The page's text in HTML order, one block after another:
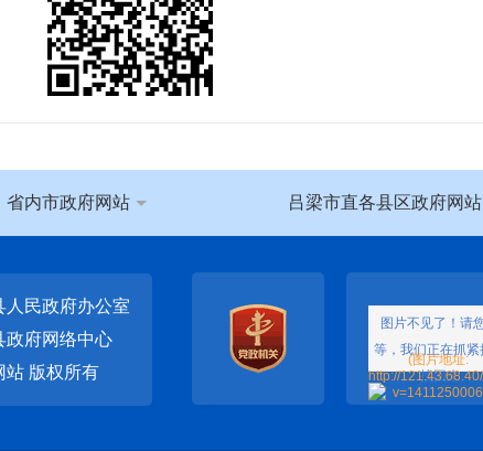
省内市政府网站 吕梁市直各县区政府网站
人民政府办公室
政府网络中心
站 版权所有